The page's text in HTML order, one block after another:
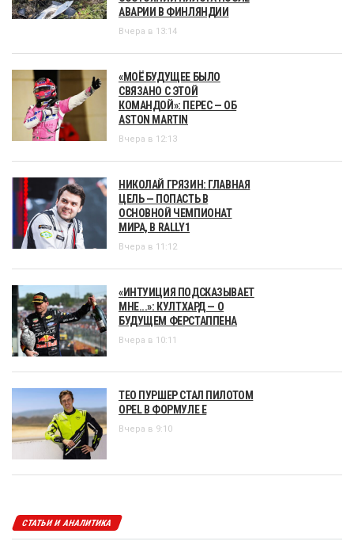
АВАРИИ В ФИНЛЯНДИИ
Вчера в 13:14
«МОЁ БУДУЩЕЕ БЫЛО
СВЯЗАНО С ЭТОЙ
КОМАНДОЙ»: ПЕРЕС — ОБ
ASTON MARTIN
Вчера в 12:13
НИКОЛАЙ ГРЯЗИН: ГЛАВНАЯ
ЦЕЛЬ — ПОПАСТЬ В
ОСНОВНОЙ ЧЕМПИОНАТ
МИРА, В RALLY1
Вчера в 11:12
«ИНТУИЦИЯ ПОДСКАЗЫВАЕТ
МНЕ...»: КУЛТХАРД — О
БУДУЩЕМ ФЕРСТАППЕНА
Вчера в 10:11
ТЕО ПУРШЕР СТАЛ ПИЛОТОМ
OPEL В ФОРМУЛЕ Е
Вчера в 9:10
СТАТЬИ И АНАЛИТИКА